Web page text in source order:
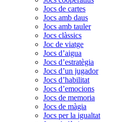
Jocs de cartes
Jocs amb daus
Jocs amb tauler
Jocs clàssics
Joc de viatge
Jocs d’aigua
Jocs d’estratègia
Jocs d’un jugador
Jocs d’habilitat
Jocs d’emocions
Jocs de memoria
Jocs de màgia
Jocs per la igualtat